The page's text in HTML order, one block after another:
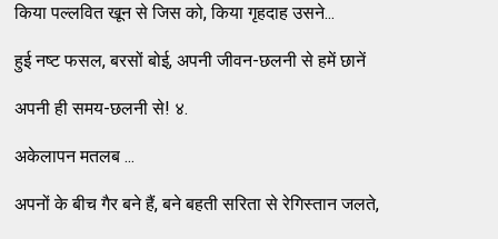
किया पल्लवित खून से जिस को, किया गृहदाह उसने...
हुई नष्ट फसल, बरसों बोई, अपनी जीवन-छलनी से हमें छानें
अपनी ही समय-छलनी से! ४.
अकेलापन मतलब ...
अपनों के बीच गैर बने हैं, बने बहती सरिता से रेगिस्तान जलते,